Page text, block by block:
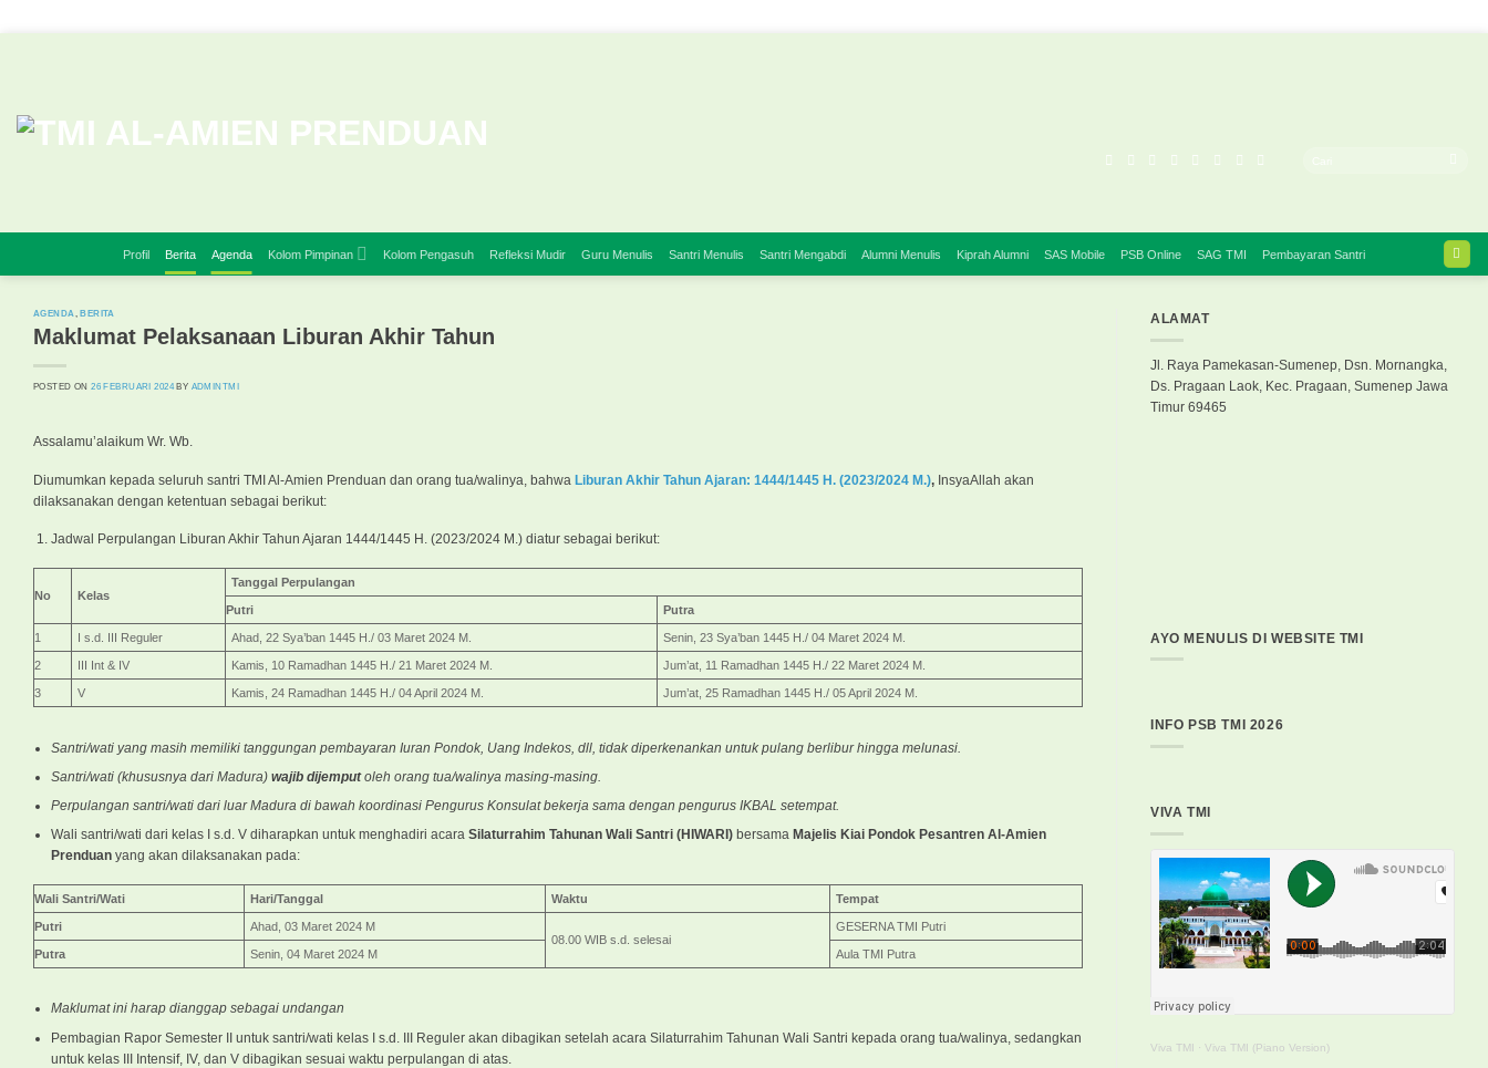
Profil Berita Agenda Kolom Pimpinan Kolom Pengasuh Refleksi Mudir Guru Menulis Santri Menulis Santri Mengabdi Alumni Menulis Kiprah Alumni SAS Mobile PSB Online SAG TMI Pembayaran Santri
AGENDA,BERITA
Maklumat Pelaksanaan Liburan Akhir Tahun
POSTED ON26 FEBRUARI 2024 BY ADMINTMI
Assalamu’alaikum Wr. Wb.
Diumumkan kepada seluruh santri TMI Al-Amien Prenduan dan orang tua/walinya, bahwa Liburan Akhir Tahun Ajaran: 1444/1445 H. (2023/2024 M.), InsyaAllah akan
dilaksanakan dengan ketentuan sebagai berikut:
Jadwal Perpulangan Liburan Akhir Tahun Ajaran 1444/1445 H. (2023/2024 M.) diatur sebagai berikut:
No Kelas
Tanggal Perpulangan
Putri Putra
1 I s.d. III Reguler Ahad, 22 Sya’ban 1445 H./ 03 Maret 2024 M. Senin, 23 Sya’ban 1445 H./ 04 Maret 2024 M.
2 III Int & IV Kamis, 10 Ramadhan 1445 H./ 21 Maret 2024 M. Jum’at, 11 Ramadhan 1445 H./ 22 Maret 2024 M.
3 V Kamis, 24 Ramadhan 1445 H./ 04 April 2024 M. Jum’at, 25 Ramadhan 1445 H./ 05 April 2024 M.
Santri/wati yang masih memiliki tanggungan pembayaran Iuran Pondok, Uang Indekos, dll, tidak diperkenankan untuk pulang berlibur hingga melunasi.
Santri/wati (khususnya dari Madura) wajib dijemputoleh orang tua/walinya masing-masing.
Perpulangan santri/wati dari luar Madura di bawah koordinasi Pengurus Konsulat bekerja sama dengan pengurus IKBAL setempat.
Wali santri/wati dari kelas I s.d. V diharapkan untuk menghadiri acara Silaturrahim Tahunan Wali Santri (HIWARI)bersama Majelis Kiai Pondok Pesantren Al-Amien
Prenduanyang akan dilaksanakan pada:
Wali Santri/Wati Hari/Tanggal Waktu Tempat
Putri
Ahad, 03 Maret 2024 M
08.00 WIB s.d. selesai
GESERNA TMI Putri
Putra Senin, 04 Maret 2024 M Aula TMI Putra
Maklumat ini harap dianggap sebagai undangan
Pembagian Rapor Semester II untuk santri/wati kelas I s.d. III Reguler akan dibagikan setelah acara Silaturrahim Tahunan Wali Santri kepada orang tua/walinya, sedangkan
untuk kelas III Intensif, IV, dan V dibagikan sesuai waktu perpulangan di atas.
ALAMAT
Jl. Raya Pamekasan-Sumenep, Dsn. Mornangka,
Ds. Pragaan Laok, Kec. Pragaan, Sumenep Jawa
Timur 69465
AYO MENULIS DI WEBSITE TMI
INFO PSB TMI 2026
VIVA TMI
Viva TMI · Viva TMI (Piano Version)